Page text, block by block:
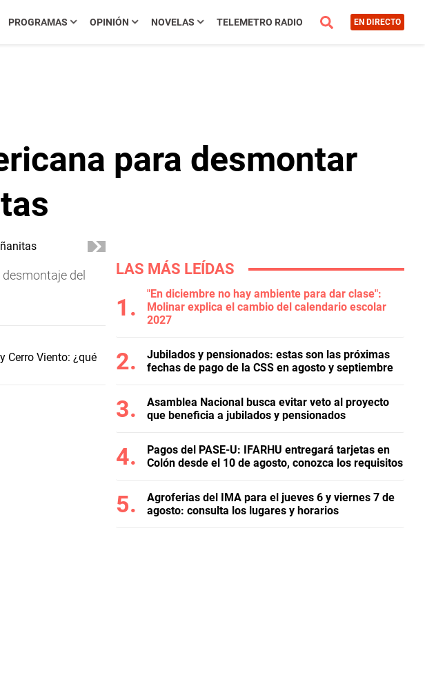
PROGRAMAS OPINIÓN NOVELAS TELEMETRO RADIO EN DIRECTO
para desmontar
del
Cerro Viento: ¿qué
LAS MÁS LEÍDAS
"En diciembre no hay ambiente para dar clase":
Molinar explica el cambio del calendario escolar
2027
Jubilados y pensionados: estas son las próximas
fechas de pago de la CSS en agosto y septiembre
Asamblea Nacional busca evitar veto al proyecto
que beneficia a jubilados y pensionados
Pagos del PASE-U: IFARHU entregará tarjetas en
Colón desde el 10 de agosto, conozca los requisitos
Agroferias del IMA para el jueves 6 y viernes 7 de
agosto: consulta los lugares y horarios